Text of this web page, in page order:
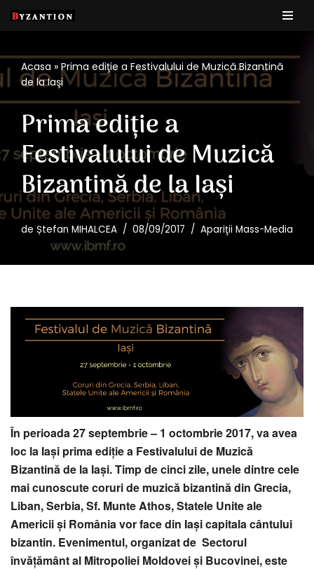
la
conținut
Acasa » Prima ediţie a Festivalului de Muzică Bizantină
de la Iaşi
Prima ediţie a
Festivalului de Muzică
Bizantină de la Iaşi
de Ștefan MIHALCEA 08/09/2017 Apariţii Mass-Media
În perioada 27 septembrie – 1 octombrie 2017, va avea
loc la Iaşi prima ediţie a Festivalului de Muzică
Bizantină de la Iaşi. Timp de cinci zile, unele dintre cele
mai cunoscute coruri de muzică bizantină din Grecia,
Liban, Serbia, Sf. Munte Athos, Statele Unite ale
Americii şi România vor face din Iaşi capitala cântului
bizantin. Evenimentul, organizat de Sectorul
învăţământ al Mitropoliei Moldovei şi Bucovinei, este